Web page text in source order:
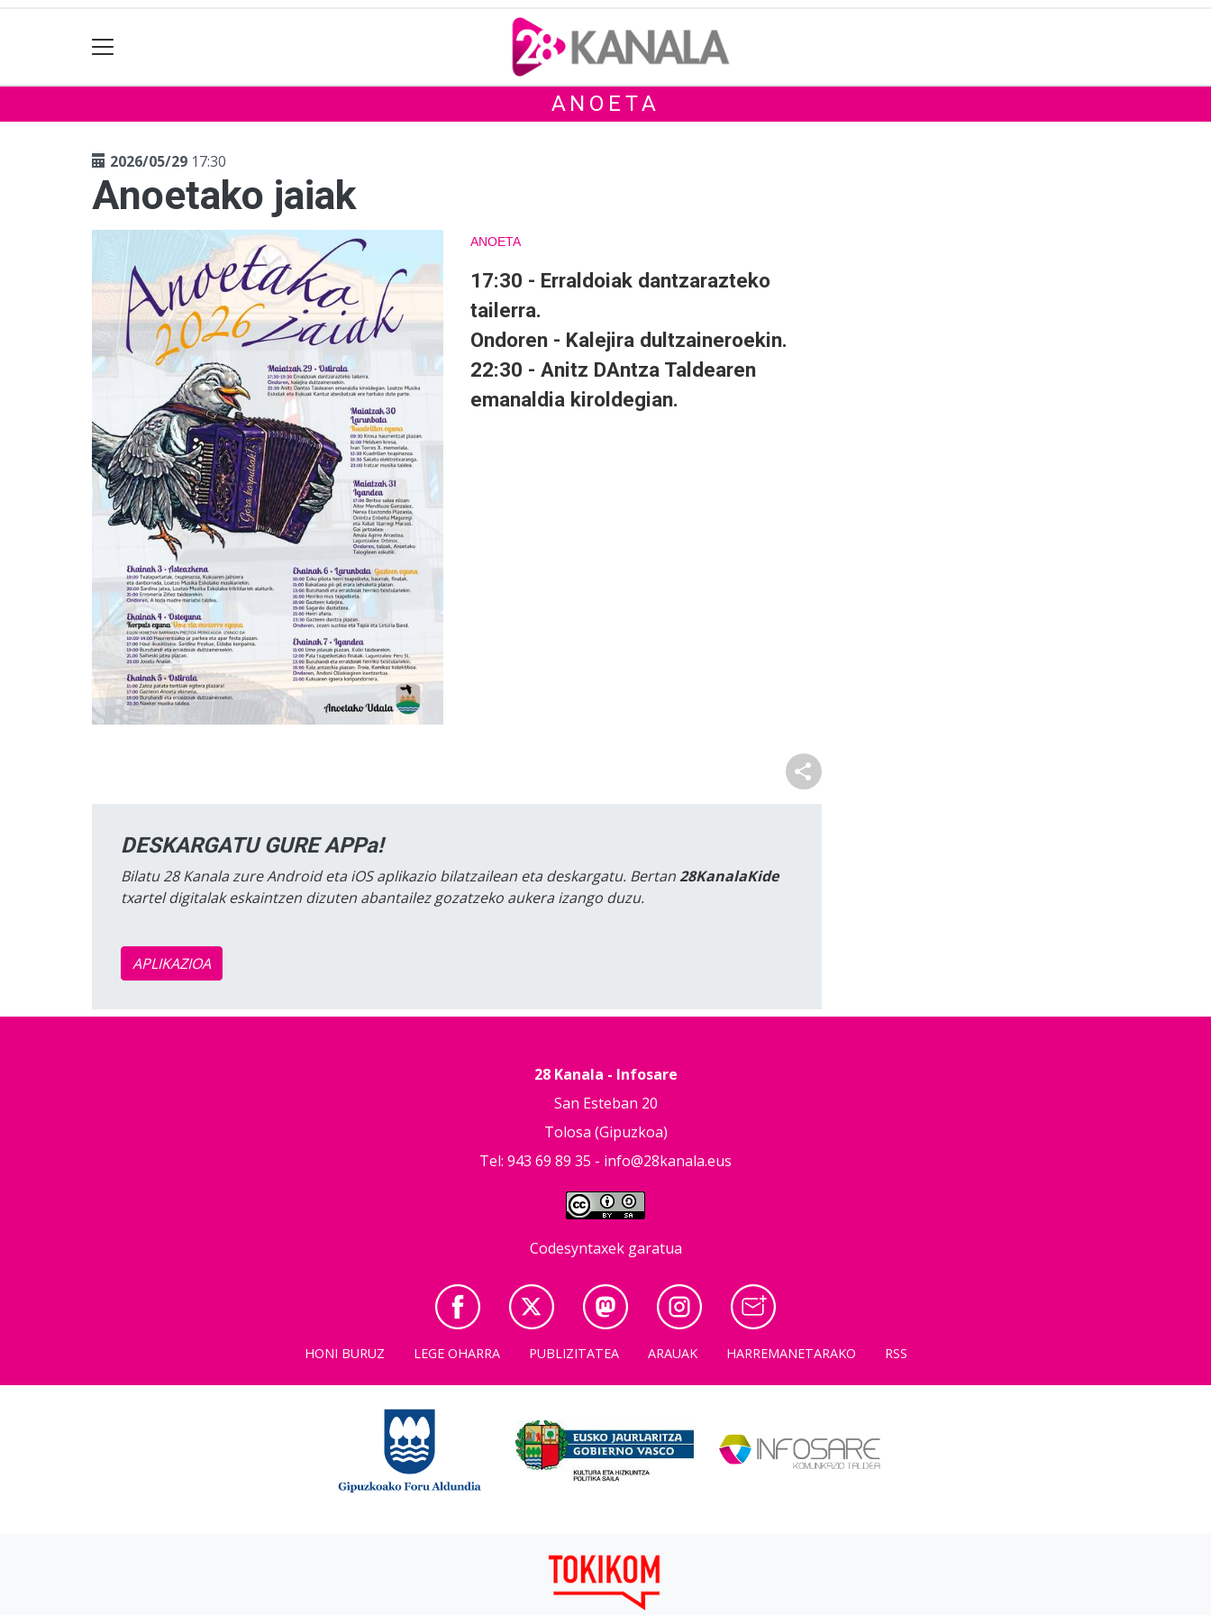
ANOETA
2026/05/29 17:30
Anoetako jaiak
ANOETA
17:30 - Erraldoiak dantzarazteko
tailerra.
Ondoren - Kalejira dultzaineroekin.
22:30 - Anitz DAntza Taldearen
emanaldia kiroldegian.
DESKARGATU GURE APPa!
Bilatu 28 Kanala zure Android eta iOS aplikazio bilatzailean eta deskargatu. Bertan28KanalaKide
txartel digitalak eskaintzen dizuten abantailez gozatzeko aukera izango duzu.
APLIKAZIOA
28 Kanala - Infosare
San Esteban 20
Tolosa (Gipuzkoa)
Tel: 943 69 89 35 - info@28kanala.eus
Codesyntaxek garatua
HONI BURUZ LEGE OHARRA PUBLIZITATEA ARAUAK HARREMANETARAKO RSS